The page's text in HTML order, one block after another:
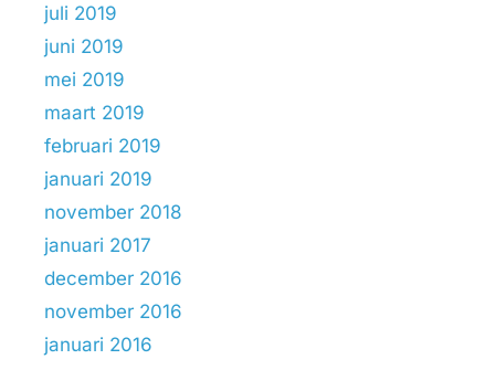
juli 2019
juni 2019
mei 2019
maart 2019
februari 2019
januari 2019
november 2018
januari 2017
december 2016
november 2016
januari 2016